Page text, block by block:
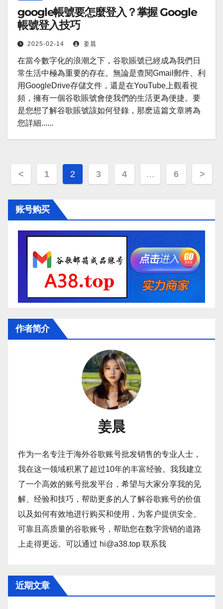
google帳號要怎麼登入？掌握 Google
帳號登入技巧
2025-02-14 姜晨
在當今數字化的浪潮之下，谷歌賬號已經成為我們日
常生活中極為重要的存在。無論是查閱Gmail郵件、利
用GoogleDrive存儲文件，還是在YouTube上觀看視
頻，擁有一個谷歌賬號會使我們的生活更為便捷。要
是您想了解谷歌賬號該如何登錄，那麽這篇文章將為
您詳細......
文
章
分
頁
< 1 2 3 4 … 6 >
账号购买
作者简介
姜晨
作为一名专注于海外谷歌账号批发销售的专业人士，
我在这一领域积累了超过10年的丰富经验。我我建立
了一个高效的账号批发平台，希望与大家分享我的见
解、经验和技巧，帮助更多的人了解谷歌账号的价值
以及如何有效地进行购买和使用，为客户提供安全、
可靠且高质量的谷歌账号，帮助您在数字营销的道路
上走得更远。可以通过 hi@a38.top 联系我
近期文章